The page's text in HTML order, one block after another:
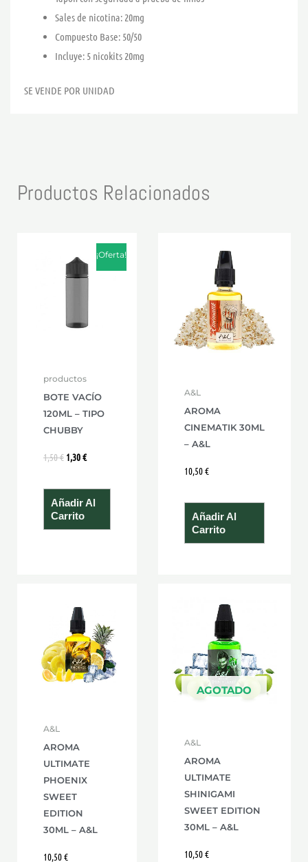
Sales de nicotina: 20mg
Compuesto Base: 50/50
Incluye: 5 nicokits 20mg
SE VENDE POR UNIDAD
Productos Relacionados
¡Oferta!
productos
BOTE VACÍO
120ML – TIPO
CHUBBY
1,50€
original
era:
1,30€
precio
actual
es:
Añadir Al
Carrito
A&L
AROMA
CINEMATIK 30ML
– A&L
10,50€
Añadir Al
Carrito
A&L
AROMA
ULTIMATE
PHOENIX
SWEET
EDITION
30ML – A&L
10,50€
AGOTADO
A&L
AROMA
ULTIMATE
SHINIGAMI
SWEET EDITION
30ML – A&L
10,50€